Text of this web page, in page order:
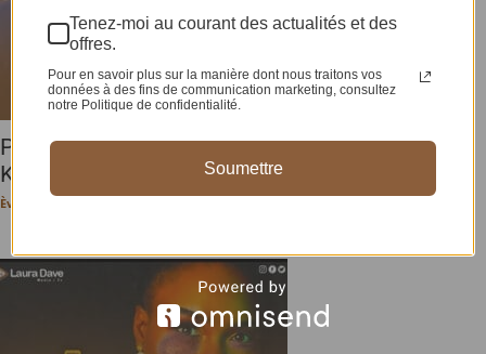
PEOPLE/ CINÉMA : Alex Ekubo et Marcelle
Kuetché, maitres de cérémonie...
Ève-Pérec N. BEHALAL
Tenez-moi au courant des actualités et des
offres.
Pour en savoir plus sur la manière dont nous traitons vos
données à des fins de communication marketing, consultez
notre Politique de confidentialité.
Soumettre